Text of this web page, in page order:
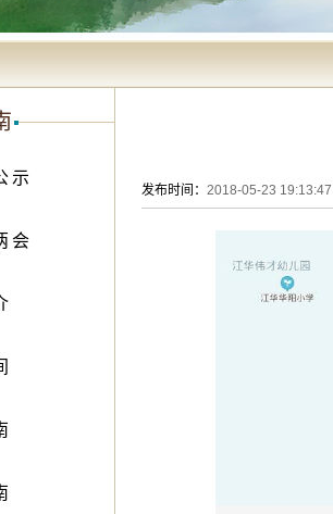
示
会
发布时间： 2018-05-23 19:13:47